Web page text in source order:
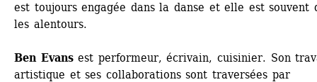
est toujours engagée dans la danse et elle est souvent
les alentours.
Ben Evansest performeur, écrivain, cuisinier. Son
artistique et ses collaborations sont traversées par